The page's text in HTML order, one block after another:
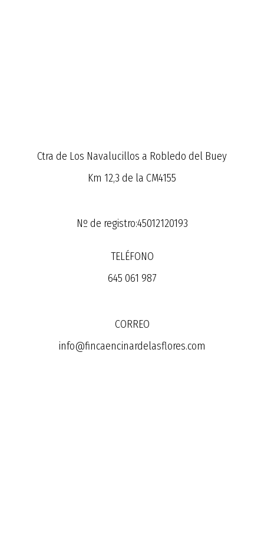
Ctra de Los Navalucillos a Robledo del Buey
Km 12,3 de la CM4155
Nº de registro:45012120193
TELÉFONO
645 061 987
CORREO
info@fincaencinardelasflores.com